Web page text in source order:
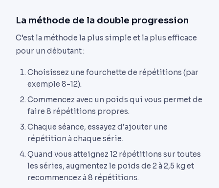
La méthode de la double progression
C’est la méthode la plus simple et la plus efficace
pour un débutant :
Choisissez une fourchette de répétitions (par
exemple 8-12).
Commencez avec un poids qui vous permet de
faire 8 répétitions propres.
Chaque séance, essayez d’ajouter une
répétition à chaque série.
Quand vous atteignez 12 répétitions sur toutes
les séries, augmentez le poids de 2 à 2,5 kg et
recommencez à 8 répétitions.